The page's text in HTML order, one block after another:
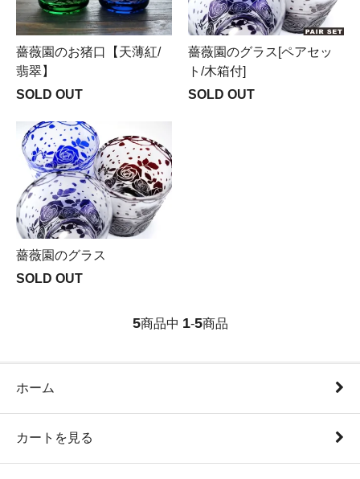
薔薇園のお猪口【天薄紅/
翡翠】
SOLD OUT
薔薇園のグラス[ペアセッ
ト/木箱付]
SOLD OUT
薔薇園のグラス
SOLD OUT
5商品中 1-5商品
ホーム
カートを見る